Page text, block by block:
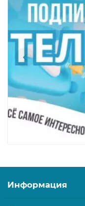
Информация